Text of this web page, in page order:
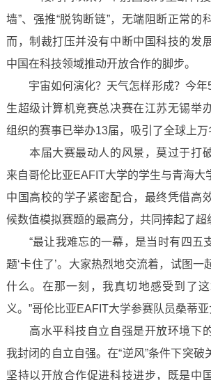
墙”、强推“脱钩断链”，无端阻断正常的
而，制裁打压并没有中断中国科技的发
中国在科技领域推动开放合作的脚步。
宇宙如何演化？天气怎样形成？今年
生超级计算机竞赛总决赛在江苏无锡举
组织的赛事已举办13届，吸引了全球上万
本届大赛最动人的风景，莫过于打破
来自哥伦比亚EAFIT大学的学生与青海大
中国高校的学子紧密配合，最终凭借高
候数值模拟赛题的最高分，共同捧起了超
“最让我难忘的一幕，是当时有四五
题‘卡住了’。大家热烈地交流着，试图一
什么。在那一刻，我真切地感受到了
义。”哥伦比亚EAFIT大学参赛队员桑蒂亚
高水平科技自立自强是开放环境下
我封闭的自立自强。在“逆风”条件下突破
坚持以开放合作促进科技进步，既是中